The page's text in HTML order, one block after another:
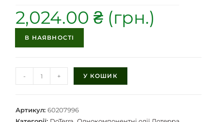
2,024.00₴
В НАЯВНОСТІ
- + У КОШИК
Артикул:60207996